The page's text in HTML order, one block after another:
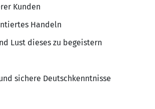
Kunden
Handeln
Lust dieses zu begeistern
sichere Deutschkenntnisse